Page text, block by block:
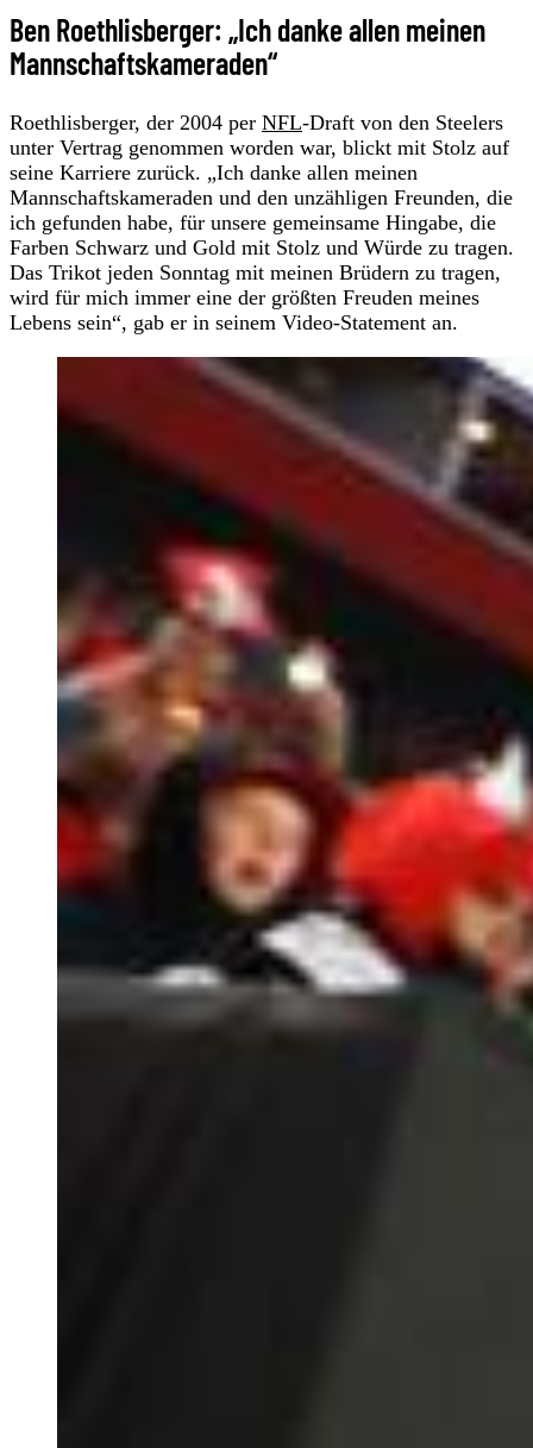
Ben Roethlisberger: „Ich danke allen meinen
Mannschaftskameraden“
Roethlisberger, der 2004 per NFL-Draft von den Steelers
unter Vertrag genommen worden war, blickt mit Stolz auf
seine Karriere zurück. „Ich danke allen meinen
Mannschaftskameraden und den unzähligen Freunden, die
ich gefunden habe, für unsere gemeinsame Hingabe, die
Farben Schwarz und Gold mit Stolz und Würde zu tragen.
Das Trikot jeden Sonntag mit meinen Brüdern zu tragen,
wird für mich immer eine der größten Freuden meines
Lebens sein“, gab er in seinem Video-Statement an.